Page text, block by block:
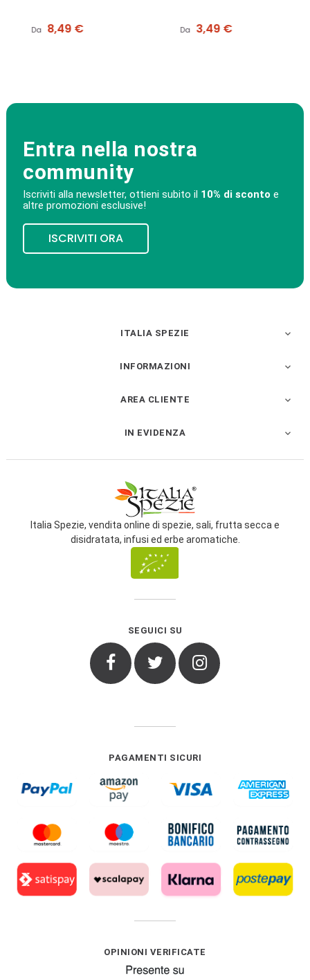
Prezzo
8,49 € Prezzo
3,49 €
Entra nella nostra
community
Iscriviti alla newsletter, ottieni subito il 10% di sconto e
altre promozioni esclusive!
ISCRIVITI ORA
ITALIA SPEZIE 
INFORMAZIONI 
AREA CLIENTE 
IN EVIDENZA 
Italia Spezie, vendita online di spezie, sali, frutta secca e
disidratata, infusi ed erbe aromatiche.
SEGUICI SU
Facebook Twitter Instagram
PAGAMENTI SICURI
OPINIONI VERIFICATE